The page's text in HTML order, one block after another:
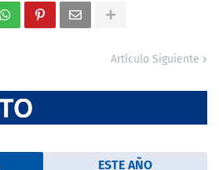
Artículo Siguiente
ESTE AÑO